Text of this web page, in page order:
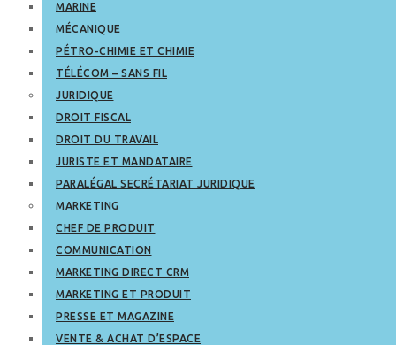
MARINE
MÉCANIQUE
PÉTRO-CHIMIE ET CHIMIE
TÉLÉCOM – SANS FIL
JURIDIQUE
DROIT FISCAL
DROIT DU TRAVAIL
JURISTE ET MANDATAIRE
PARALÉGAL SECRÉTARIAT JURIDIQUE
MARKETING
CHEF DE PRODUIT
COMMUNICATION
MARKETING DIRECT CRM
MARKETING ET PRODUIT
PRESSE ET MAGAZINE
VENTE & ACHAT D’ESPACE